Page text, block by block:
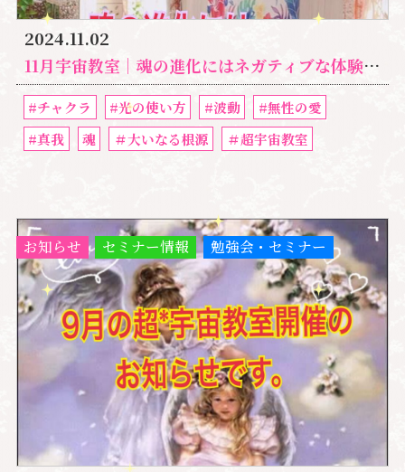
2024.11.02
11月宇宙教室｜魂の進化にはネガティブな体験が必要！
#チャクラ #光の使い方 #波動
#無性の愛
#真我
魂 ＃大いなる根源 ＃超宇宙教室
お知らせ セミナー情報 勉強会・セミナー